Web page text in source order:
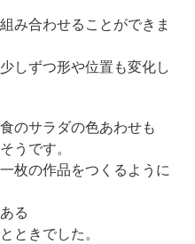
み合わせることができま
しずつ形や位置も変化し
のサラダの色あわせも
うです。
枚の作品をつくるように
る
ときでした。